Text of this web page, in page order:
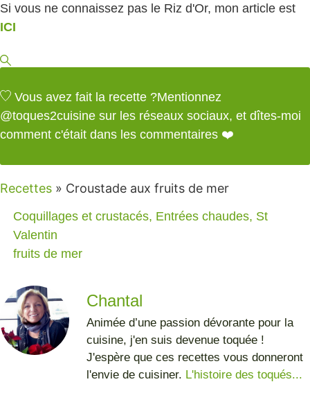
Si vous ne connaissez pas le Riz d'Or, mon article est
ICI
Vous avez fait la recette ?Mentionnez
@toques2cuisine sur les réseaux sociaux, et dîtes-moi
comment c'était dans les commentaires ❤️
Recettes » Croustade aux fruits de mer
Coquillages et crustacés, Entrées chaudes, St
Valentin
fruits de mer
Chantal
Animée d’une passion dévorante pour la
cuisine, j'en suis devenue toquée !
J'espère que ces recettes vous donneront
l'envie de cuisiner. L'histoire des toqués...